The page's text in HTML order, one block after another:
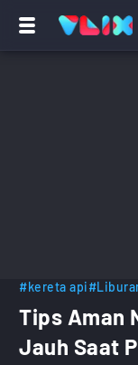
#kereta api
Tips Aman
Jauh Saat